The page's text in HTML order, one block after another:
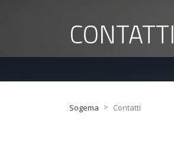
CONTATTI
Sogema > Contatti